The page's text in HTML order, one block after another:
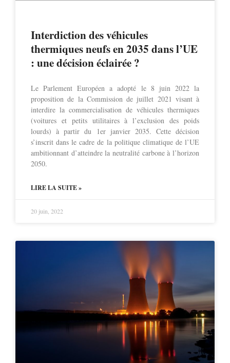
Interdiction des véhicules
thermiques neufs en 2035 dans l’UE
: une décision éclairée ?
Le Parlement Européen a adopté le 8 juin 2022 la
proposition de la Commission de juillet 2021 visant à
interdire la commercialisation de véhicules thermiques
(voitures et petits utilitaires à l’exclusion des poids
lourds) à partir du 1er janvier 2035. Cette décision
s’inscrit dans le cadre de la politique climatique de l’UE
ambitionnant d’atteindre la neutralité carbone à l’horizon
2050.
LIRE LA SUITE »
20 juin, 2022